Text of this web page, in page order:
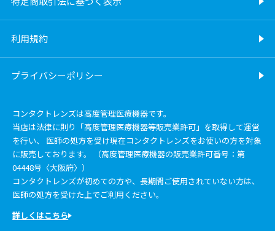
利用規約
プライバシーポリシー
コンタクトレンズは高度管理医療機器です。
当店は法律に則り「高度管理医療機器等販売業許可」を取得して運営
を行い、 医師の処方を受け現在コンタクトレンズをお使いの方を対象
に販売しております。 （高度管理医療機器の販売業許可番号：第
04448号〈大阪府〉）
コンタクトレンズが初めての方や、長期間ご使用されていない方は、
医師の処方を受けた上でご利用ください。
詳しくはこちら